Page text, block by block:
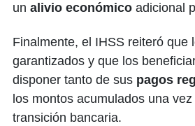
un alivio económico adicional
Finalmente, el IHSS reiteró que
garantizados y que los
disponer tanto de sus pagos
los montos acumulados una
transición bancaria.